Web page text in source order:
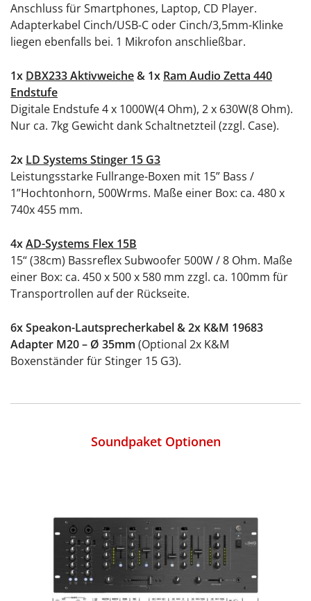
Anschluss für Smartphones, Laptop, CD Player.
Adapterkabel Cinch/USB-C oder Cinch/3,5mm-Klinke
liegen ebenfalls bei. 1 Mikrofon anschließbar.
1x DBX233 Aktivweiche& 1x Ram Audio Zetta 440
Endstufe
Digitale Endstufe 4 x 1000W(4 Ohm), 2 x 630W(8 Ohm).
Nur ca. 7kg Gewicht dank Schaltnetzteil (zzgl. Case).
2x LD Systems Stinger 15 G3
Leistungsstarke Fullrange-Boxen mit 15” Bass /
1”Hochtonhorn, 500Wrms. Maße einer Box: ca. 480 x
740x 455 mm.
4xAD-Systems Flex 15B
15“ (38cm) Bassreflex Subwoofer 500W / 8 Ohm. Maße
einer Box: ca. 450 x 500 x 580 mm zzgl. ca. 100mm für
Transportrollen auf der Rückseite.
6x Speakon-Lautsprecherkabel & 2x K&M 19683
Adapter M20 – Ø 35mm (Optional 2x K&M
Boxenständer für Stinger 15 G3).
Soundpaket Optionen